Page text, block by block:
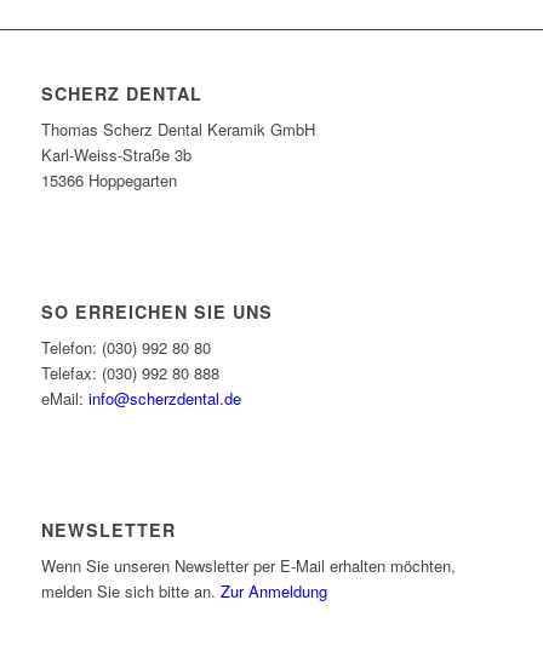
SCHERZ DENTAL
Thomas Scherz Dental Keramik GmbH
Karl-Weiss-Straße 3b
15366 Hoppegarten
SO ERREICHEN SIE UNS
Telefon: (030) 992 80 80
Telefax: (030) 992 80 888
eMail: info@scherzdental.de
NEWSLETTER
Wenn Sie unseren Newsletter per E-Mail erhalten möchten,
melden Sie sich bitte an. Zur Anmeldung